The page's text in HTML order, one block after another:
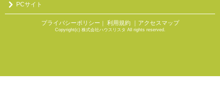
PCサイト
プライバシーポリシー ｜ 利用規約 ｜アクセスマップ
Copyright(c) 株式会社ハウスリスタ All rights reserved.